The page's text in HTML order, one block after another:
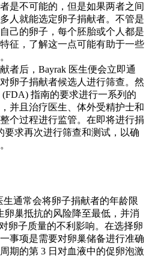
是不可能的，但是如果两者之间
人就能选定卵子捐献者。不管是
己的卵子，每个胚胎或个人都是
征，了解这一点可能有助于一些
者后，Bayrak 医生便会立即通
卵子捐献者候选人进行筛查。然
指南的要求进行一系列的
并且治疗医生、体外受精护士和
个过程进行监管。在即将进行捐
要求再次进行筛查和测试，以确
生通常会将卵子捐献者的年龄限
卵巢抵抗的风险降至最低，并消
卵子质量的不利影响。在选择卵
事项是需要对卵巢储备进行准确
期的第 3 日对血液中的促卵泡激